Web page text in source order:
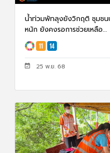
น้ำท่วมพัทลุงยังวิกฤติ ชุมชน
หนัก ยังคงรอการช่วยเหลือ...
25 พ.ย. 68